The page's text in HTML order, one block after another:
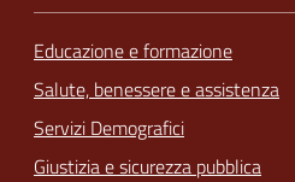
Educazione e formazione
Salute, benessere e assistenza
Servizi Demografici
Giustizia e sicurezza pubblica